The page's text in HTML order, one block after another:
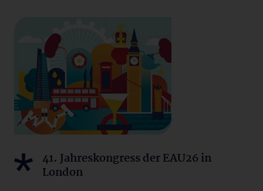
41. Jahreskongress der EAU26 in
London